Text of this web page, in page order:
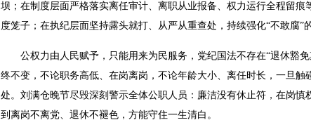
坝；在制度层面严格落实离任审计、离职从业报备、权力运行全程留痕
度笼子；在执纪层面坚持露头就打、从严从重查处，持续强化“不敢腐”
公权力由人民赋予，只能用来为民服务，党纪国法不存在“退休豁免
终不变，不论职务高低、在岗离岗，不论年龄大小、离任时长，一旦触
处。刘满仓晚节尽毁深刻警示全体公职人员：廉洁没有休止符，在岗慎
到离岗不离党、退休不褪色，方能守住一生清白。